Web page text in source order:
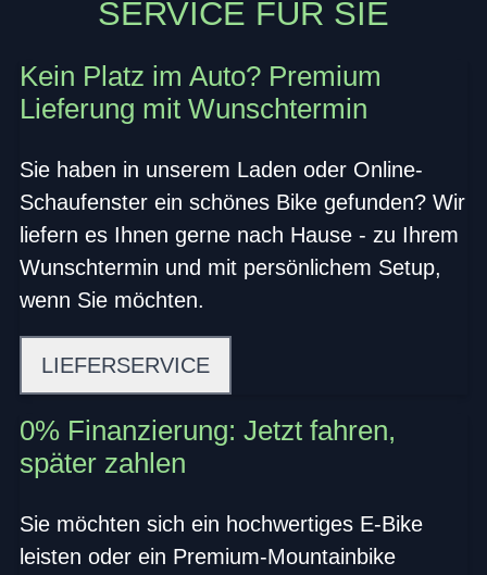
SERVICE FÜR SIE
Kein Platz im Auto? Premium
Lieferung mit Wunschtermin
Sie haben in unserem Laden oder Online-
Schaufenster ein schönes Bike gefunden? Wir
liefern es Ihnen gerne nach Hause - zu Ihrem
Wunschtermin und mit persönlichem Setup,
wenn Sie möchten.
LIEFERSERVICE
0% Finanzierung: Jetzt fahren,
später zahlen
Sie möchten sich ein hochwertiges E-Bike
leisten oder ein Premium-Mountainbike